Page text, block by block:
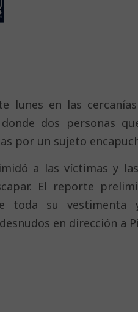
lunes en las
dos personas
por un sujeto
a las víctimas y
El reporte
toda su vestimenta
en dirección a